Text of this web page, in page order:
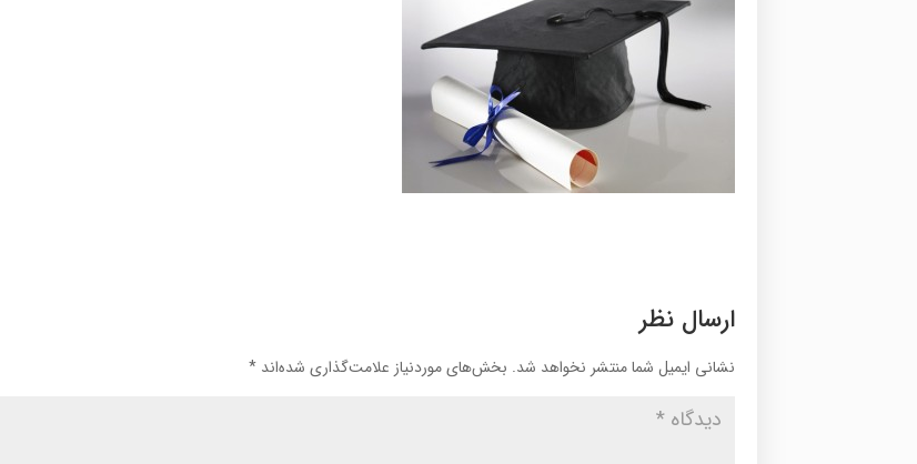
ارسال نظر
نشانی ایمیل شما منتشر نخواهد شد. بخش‌های موردنیاز علامت‌گذاری شده‌اند*